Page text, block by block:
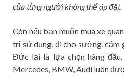
của từng người không thể áp đặt.
Còn nếu bạn muốn mua xe
trị sử dụng, đi cho sướng, cảm
Đức lại là lựa chọn hàng
Mercedes, BMW, Audi luôn